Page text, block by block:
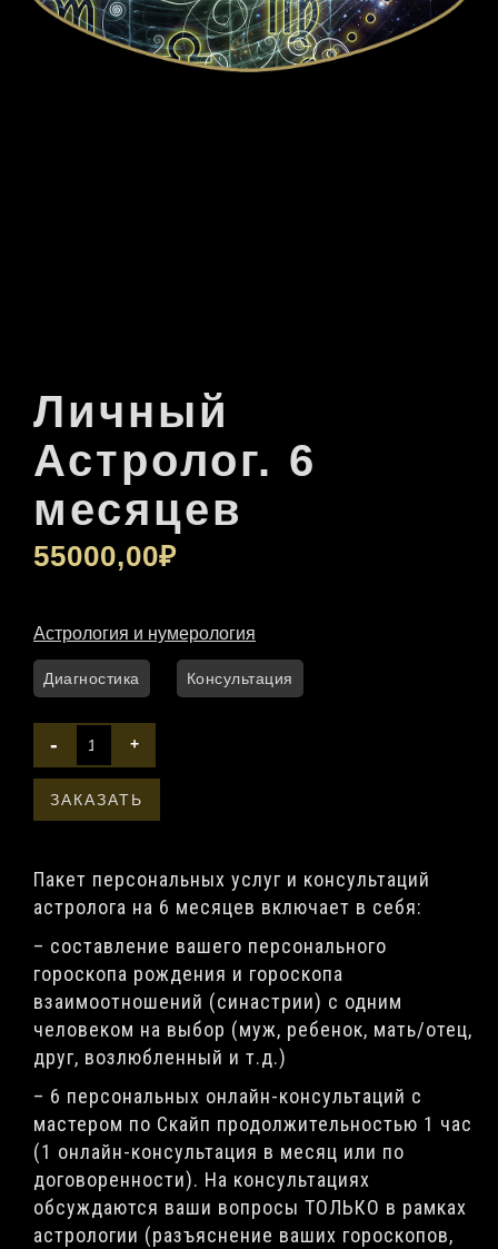
Личный
Астролог. 6
месяцев
55000,00₽
Астрология и нумерология
Диагностика Консультация
- +
Пакет персональных услуг и консультаций
астролога на 6 месяцев включает в себя:
– составление вашего персонального
гороскопа рождения и гороскопа
взаимоотношений (синастрии) с одним
человеком на выбор (муж, ребенок, мать/отец,
друг, возлюбленный и т.д.)
– 6 персональных онлайн-консультаций с
мастером по Скайп продолжительностью 1 час
(1 онлайн-консультация в месяц или по
договоренности). На консультациях
обсуждаются ваши вопросы ТОЛЬКО в рамках
астрологии (разъяснение ваших гороскопов,